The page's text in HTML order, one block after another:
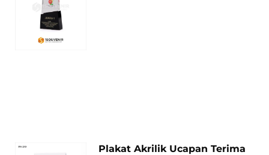
Plakat Akrilik Ucapan Terima